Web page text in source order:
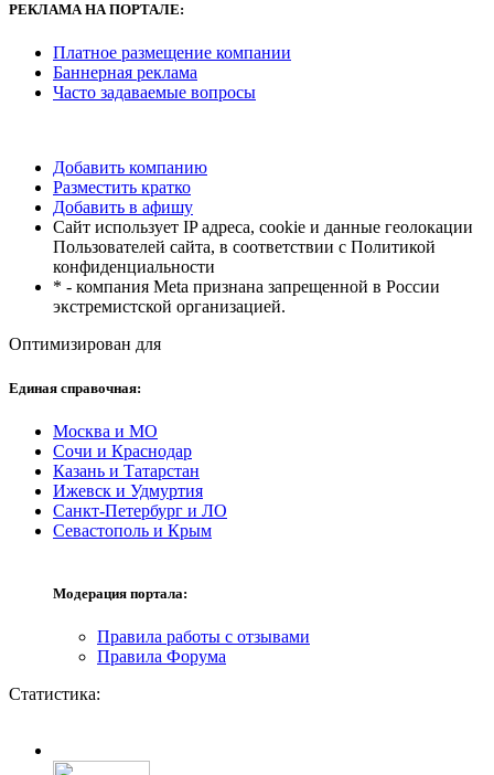
РЕКЛАМАНА ПОРТАЛЕ:
Платное размещение компании
Баннерная реклама
Часто задаваемые вопросы
Добавить компанию
Разместить кратко
Добавить в афишу
Сайт использует IP адреса, cookie и данные геолокации
Пользователей сайта, в соответствии с Политикой
конфиденциальности
* - компания Meta признана запрещенной в России
экстремистской организацией.
Оптимизирован для
Единая справочная:
Москва и МО
Сочи и Краснодар
Казань и Татарстан
Ижевск и Удмуртия
Санкт-Петербург и ЛО
Севастополь и Крым
Модерация портала:
Правила работы с отзывами
Правила Форума
Статистика: